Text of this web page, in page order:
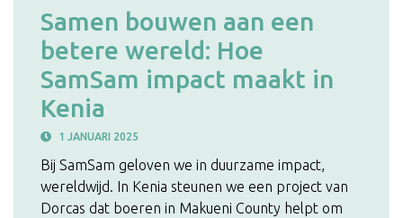
Samen bouwen aan een
betere wereld: Hoe
SamSam impact maakt in
Kenia
1 JANUARI 2025
Bij SamSam geloven we in duurzame impact,
wereldwijd. In Kenia steunen we een project van
Dorcas dat boeren in Makueni County helpt om